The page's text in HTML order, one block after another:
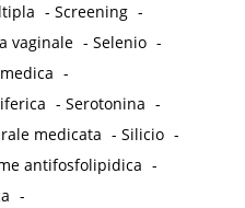
-Screening -
vaginale -Selenio -
-
-Serotonina -
medicata -Silicio -
antifosfolipidica -
-